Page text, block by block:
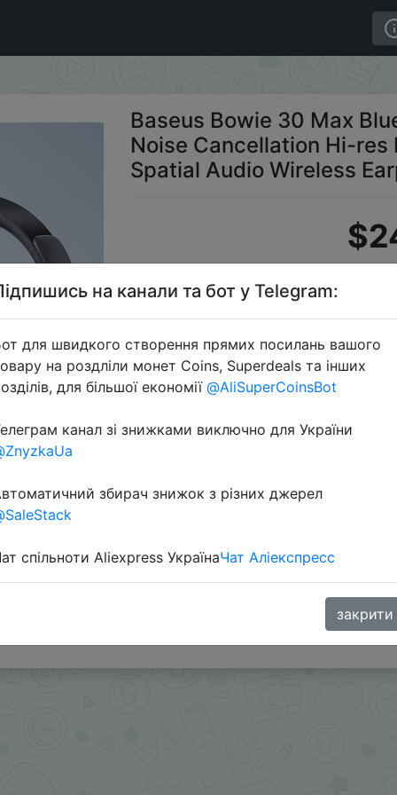
Headphones 45dB Noise Cancellation Hi-res LDAC
Baseus Bowie 30 Max
Noise Cancellation Hi-res
Spatial Audio Wireless
Перейти
промокод на вибір CDUA05, ZNZKUAAF05,
монетками 44 Coins у додатку через розділ монет.
на канали та бот у Telegram:
для швидкого створення прямих посилань вашого
на роздліли монет Coins, Superdeals та інших
для більшої економії @AliSuperCoinsBot
канал зі знижками виключно для України
збирач знижок з різних джерел
спільноти Aliexpress УкраїнаЧат Аліекспресс
закрити